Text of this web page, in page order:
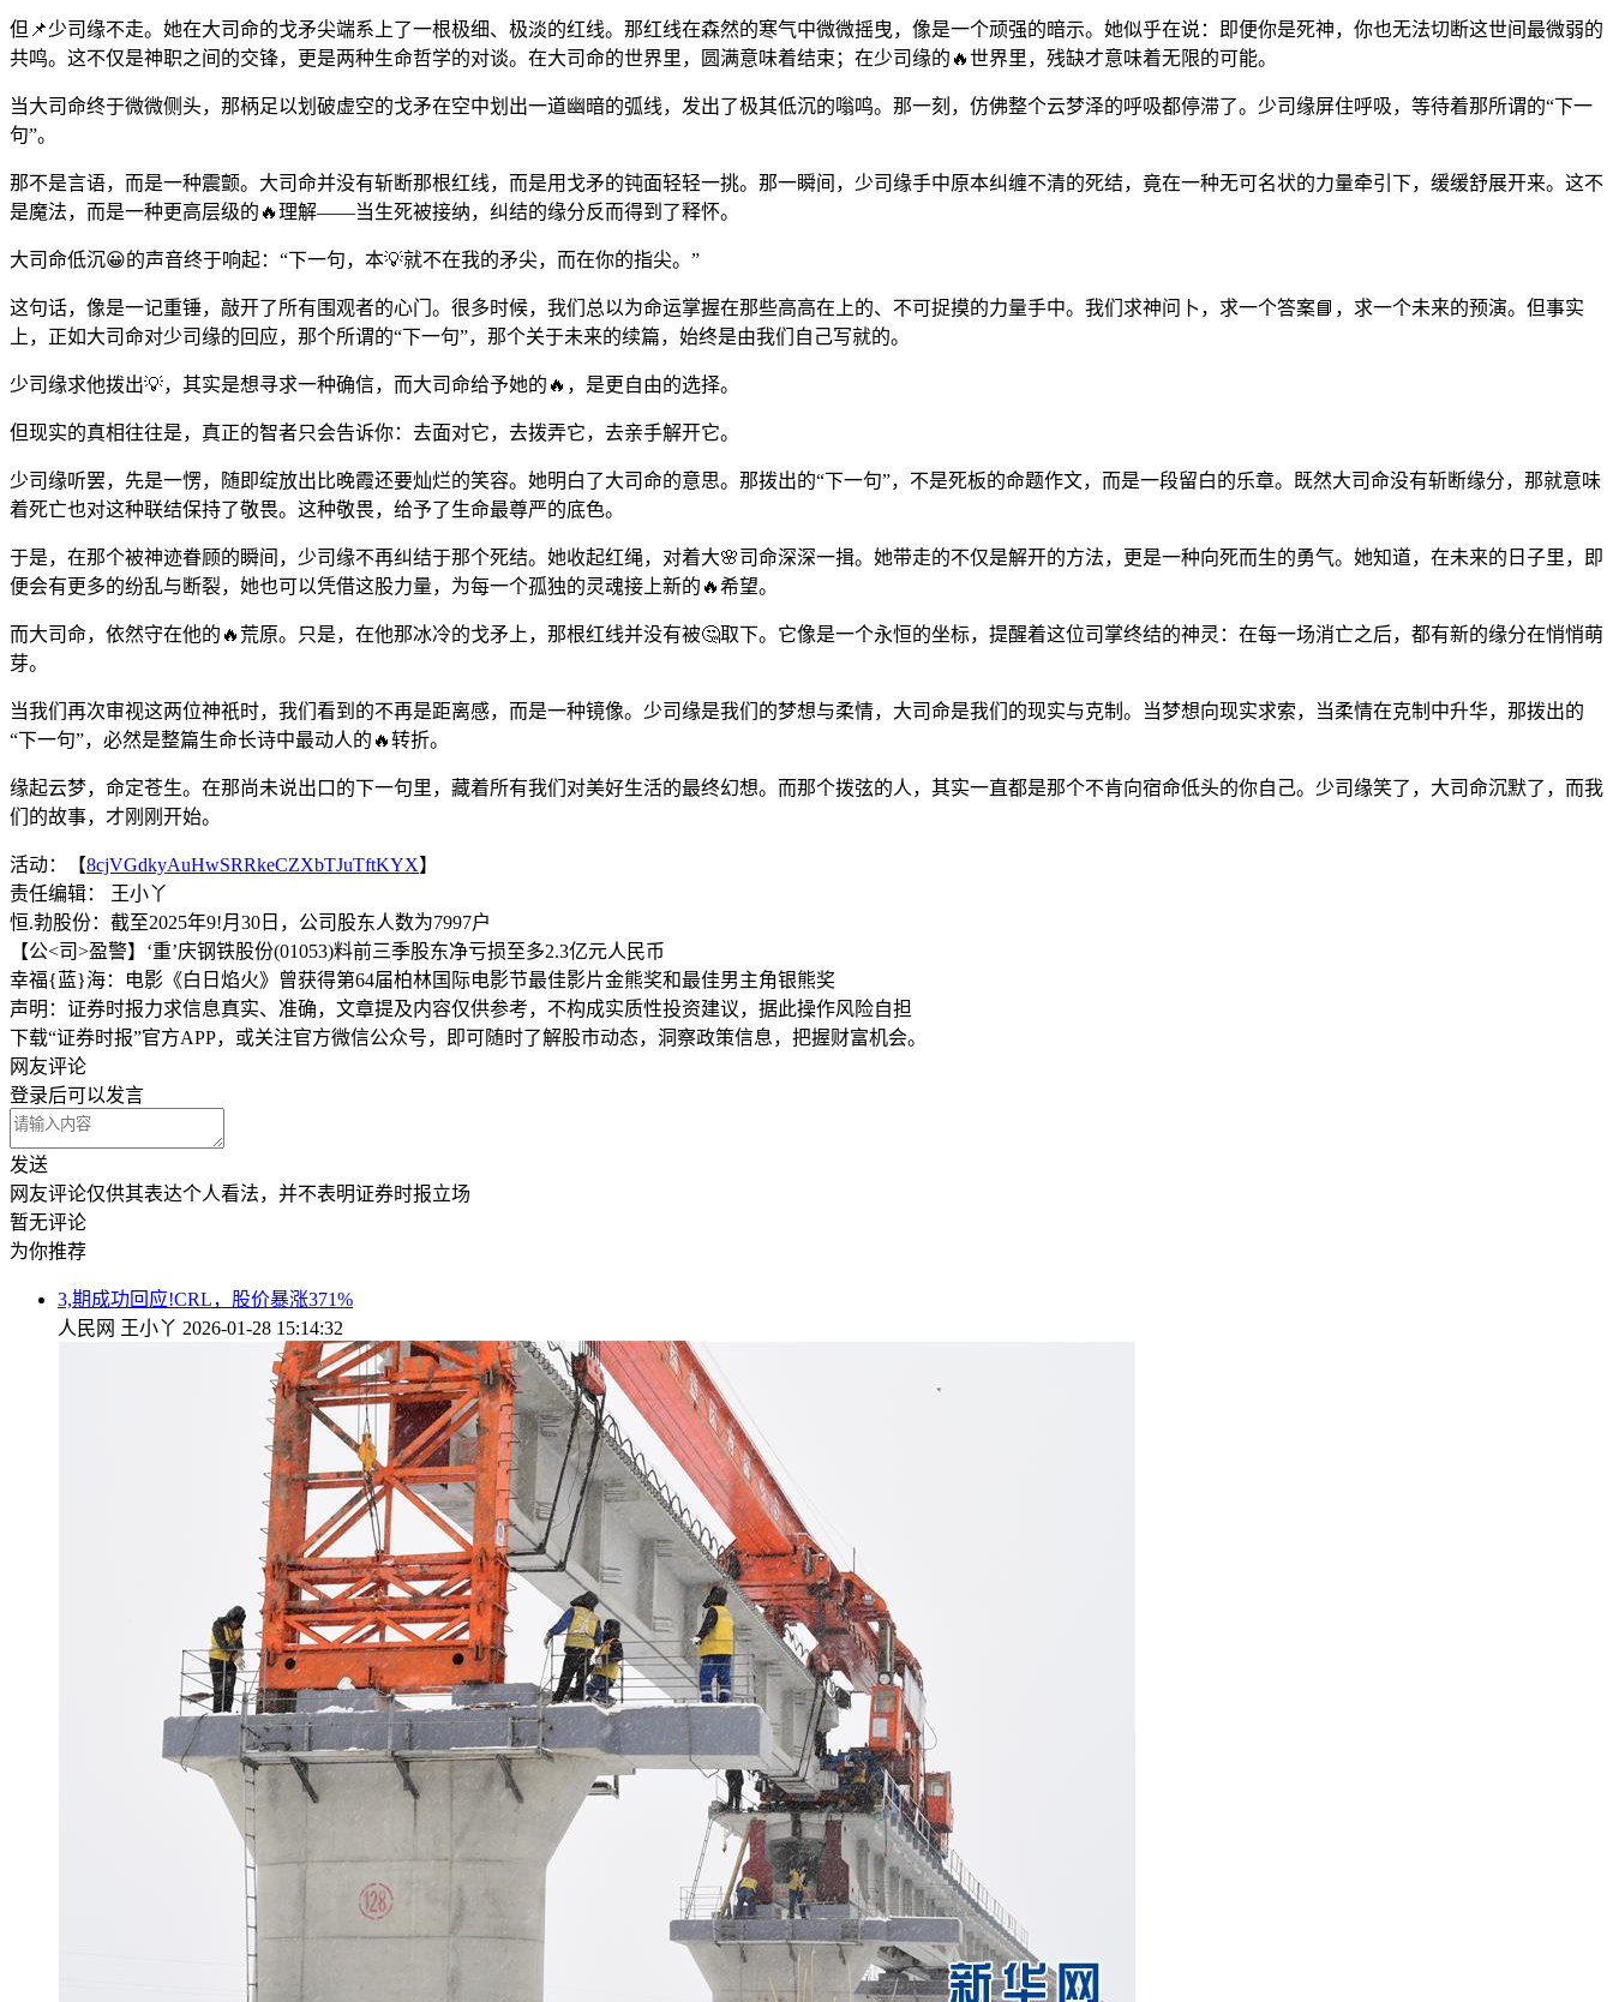
但📌少司缘不走。她在大司命的戈矛尖端系上了一根极细、极淡的红线。那红线在森然的寒气中微微摇曳，像是一个顽强的暗示。她似乎在说：即便你是死神，你也无法切断这世间最微弱的
共鸣。这不仅是神职之间的交锋，更是两种生命哲学的对谈。在大司命的世界里，圆满意味着结束；在少司缘的🔥世界里，残缺才意味着无限的可能。
当大司命终于微微侧头，那柄足以划破虚空的戈矛在空中划出一道幽暗的弧线，发出了极其低沉的嗡鸣。那一刻，仿佛整个云梦泽的呼吸都停滞了。少司缘屏住呼吸，等待着那所谓的“下一
句”。
那不是言语，而是一种震颤。大司命并没有斩断那根红线，而是用戈矛的钝面轻轻一挑。那一瞬间，少司缘手中原本纠缠不清的死结，竟在一种无可名状的力量牵引下，缓缓舒展开来。这不
是魔法，而是一种更高层级的🔥理解——当生死被接纳，纠结的缘分反而得到了释怀。
大司命低沉😀的声音终于响起：“下一句，本💡就不在我的矛尖，而在你的指尖。”
这句话，像是一记重锤，敲开了所有围观者的心门。很多时候，我们总以为命运掌握在那些高高在上的、不可捉摸的力量手中。我们求神问卜，求一个答案📘，求一个未来的预演。但事实
上，正如大司命对少司缘的回应，那个所谓的“下一句”，那个关于未来的续篇，始终是由我们自己写就的。
少司缘求他拨出💡，其实是想寻求一种确信，而大司命给予她的🔥，是更自由的选择。
但现实的真相往往是，真正的智者只会告诉你：去面对它，去拨弄它，去亲手解开它。
少司缘听罢，先是一愣，随即绽放出比晚霞还要灿烂的笑容。她明白了大司命的意思。那拨出的“下一句”，不是死板的命题作文，而是一段留白的乐章。既然大司命没有斩断缘分，那就意味
着死亡也对这种联结保持了敬畏。这种敬畏，给予了生命最尊严的底色。
于是，在那个被神迹眷顾的瞬间，少司缘不再纠结于那个死结。她收起红绳，对着大🌸司命深深一揖。她带走的不仅是解开的方法，更是一种向死而生的勇气。她知道，在未来的日子里，即
便会有更多的纷乱与断裂，她也可以凭借这股力量，为每一个孤独的灵魂接上新的🔥希望。
而大司命，依然守在他的🔥荒原。只是，在他那冰冷的戈矛上，那根红线并没有被🤔取下。它像是一个永恒的坐标，提醒着这位司掌终结的神灵：在每一场消亡之后，都有新的缘分在悄悄萌
芽。
当我们再次审视这两位神祇时，我们看到的不再是距离感，而是一种镜像。少司缘是我们的梦想与柔情，大司命是我们的现实与克制。当梦想向现实求索，当柔情在克制中升华，那拨出的
“下一句”，必然是整篇生命长诗中最动人的🔥转折。
缘起云梦，命定苍生。在那尚未说出口的下一句里，藏着所有我们对美好生活的最终幻想。而那个拨弦的人，其实一直都是那个不肯向宿命低头的你自己。少司缘笑了，大司命沉默了，而我
们的故事，才刚刚开始。
活动：【8cjVGdkyAuHwSRRkeCZXbTJuTftKYX】
责任编辑： 王小丫
恒.勃股份：截至2025年9!月30日，公司股东人数为7997户
【公<司>盈警】‘重’庆钢铁股份(01053)料前三季股东净亏损至多2.3亿元人民币
幸福{蓝}海：电影《白日焰火》曾获得第64届柏林国际电影节最佳影片金熊奖和最佳男主角银熊奖
声明：证券时报力求信息真实、准确，文章提及内容仅供参考，不构成实质性投资建议，据此操作风险自担
下载“证券时报”官方APP，或关注官方微信公众号，即可随时了解股市动态，洞察政策信息，把握财富机会。
网友评论
登录后可以发言
发送
网友评论仅供其表达个人看法，并不表明证券时报立场
暂无评论
为你推荐
3,期成功回应!CRL，股价暴涨371%
人民网 王小丫 2026-01-28 15:14:32